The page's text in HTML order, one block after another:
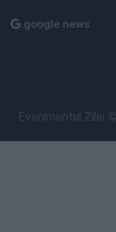
google news
Evenimentul Zilei